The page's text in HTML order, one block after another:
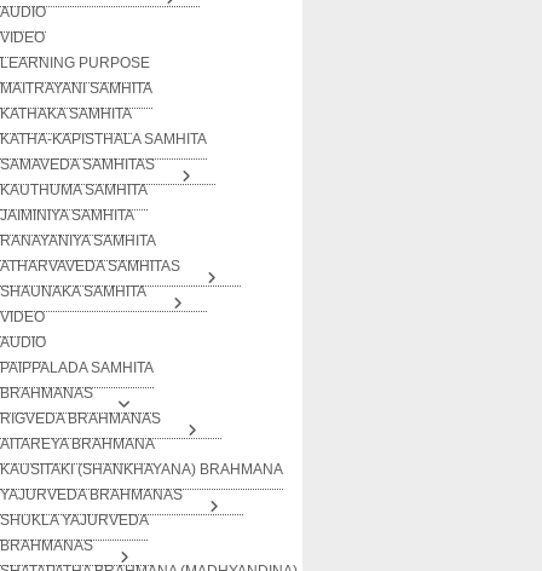
AUDIO
VIDEO
LEARNING PURPOSE
MAITRAYANI SAMHITA
KATHAKA SAMHITA
KATHA-KAPISTHALA SAMHITA
SAMAVEDA SAMHITAS
KAUTHUMA SAMHITA
JAIMINIYA SAMHITA
RANAYANIYA SAMHITA
ATHARVAVEDA SAMHITAS
SHAUNAKA SAMHITA
VIDEO
AUDIO
PAIPPALADA SAMHITA
BRAHMANAS
RIGVEDA BRAHMANAS
AITAREYA BRAHMANA
KAUSITAKI (SHANKHAYANA) BRAHMANA
YAJURVEDA BRAHMANAS
SHUKLA YAJURVEDA
BRAHMANAS